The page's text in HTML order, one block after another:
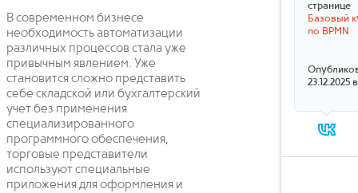
В современном бизнесе
необходимость автоматизации
различных процессов стала уже
привычным явлением. Уже
становится сложно представить
себе складской или бухгалтерский
учет без применения
специализированного
программного обеспечения,
торговые представители
используют специальные
приложения для оформления и
странице
Базовый
по BPMN
23.12.2025